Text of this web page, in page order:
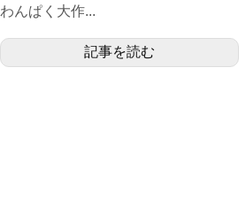
わんぱく大作...
記事を読む